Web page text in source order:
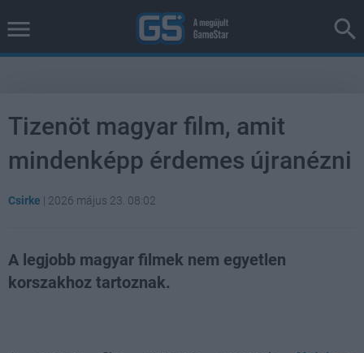
Tizenöt magyar film, amit
mindenképp érdemes újranézni
Csirke | 2026 május 23. 08:02
A legjobb magyar filmek nem egyetlen
korszakhoz tartoznak.